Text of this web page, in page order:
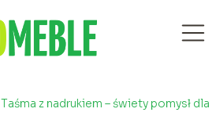
Taśma z nadrukiem – świety pomysł dla